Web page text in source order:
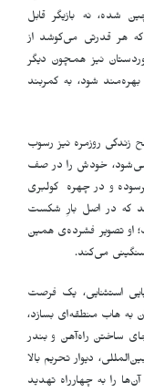
شده، نه بازیگر قابل
هر قدرتی می‌کوشد از
نیز همچون دیگر
شود، به کمربند
زندگی روزمره نیز رسوب
می‌شود، خودش را در صف
و در چهره کولبری
که در اصل بارِ شکست
او تصویر فشرده‌ی همین
می‌کند.
استثنایی، یک فرصت
به هاب منطقه‌ای بسازد،
ساختن راه‌آهن و بندر
دیوار تحریم بالا
را به چهارراه تهدید